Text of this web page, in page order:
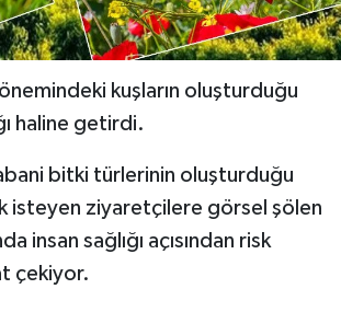
kuşların oluşturduğu
haline getirdi.
bitki türlerinin oluşturduğu
isteyen ziyaretçilere görsel şölen
insan sağlığı açısından risk
çekiyor.